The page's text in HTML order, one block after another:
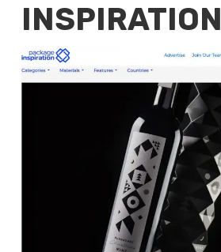
INSPIRATION